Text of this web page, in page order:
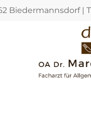
Biedermannsdorf |